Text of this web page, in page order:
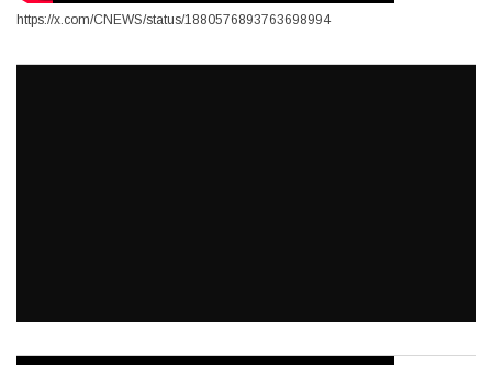
https://x.com/CNEWS/status/1880576893763698994